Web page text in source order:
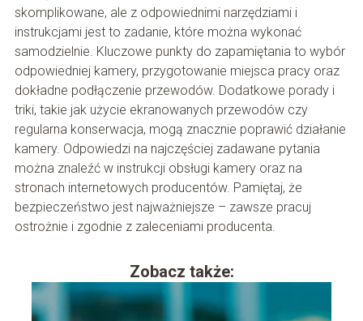
skomplikowane, ale z odpowiednimi narzędziami i
instrukcjami jest to zadanie, które można wykonać
samodzielnie. Kluczowe punkty do zapamiętania to wybór
odpowiedniej kamery, przygotowanie miejsca pracy oraz
dokładne podłączenie przewodów. Dodatkowe porady i
triki, takie jak użycie ekranowanych przewodów czy
regularna konserwacja, mogą znacznie poprawić działanie
kamery. Odpowiedzi na najczęściej zadawane pytania
można znaleźć w instrukcji obsługi kamery oraz na
stronach internetowych producentów. Pamiętaj, że
bezpieczeństwo jest najważniejsze – zawsze pracuj
ostrożnie i zgodnie z zaleceniami producenta.
Zobacz także: